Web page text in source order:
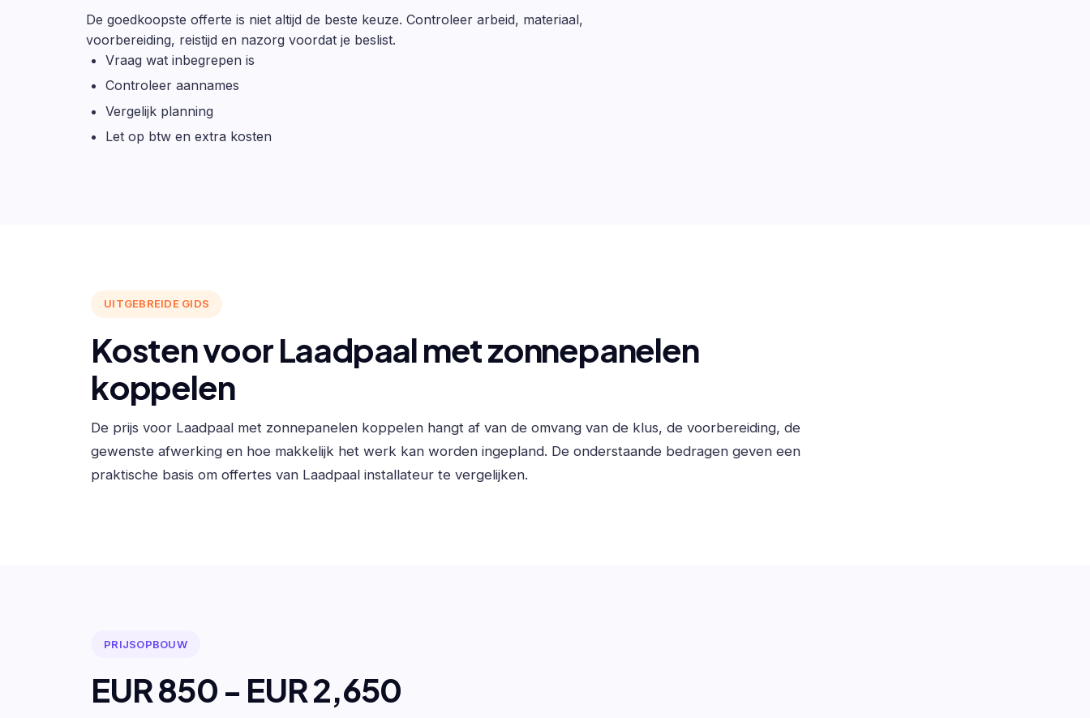
De goedkoopste offerte is niet altijd de beste keuze. Controleer arbeid, materiaal,
voorbereiding, reistijd en nazorg voordat je beslist.
Vraag wat inbegrepen is
Controleer aannames
Vergelijk planning
Let op btw en extra kosten
UITGEBREIDE GIDS
Kosten voor Laadpaal met zonnepanelen
koppelen
De prijs voor Laadpaal met zonnepanelen koppelen hangt af van de omvang van de klus, de voorbereiding, de
gewenste afwerking en hoe makkelijk het werk kan worden ingepland. De onderstaande bedragen geven een
praktische basis om offertes van Laadpaal installateur te vergelijken.
PRIJSOPBOUW
EUR 850 - EUR 2,650